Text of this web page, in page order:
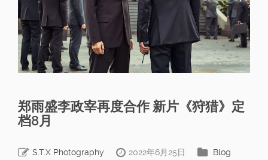
郑雨盛李政宰再度合作 新片《狩猎》定
档8月
S.T.X Photography 2022年6月25日 Blog